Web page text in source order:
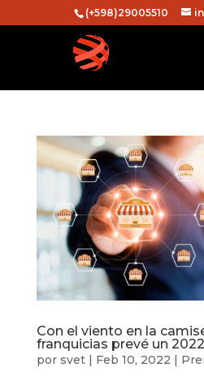
(+598)29005510
Con el viento en la
franquicias prevé un
por svet| Feb 10, 2022 |